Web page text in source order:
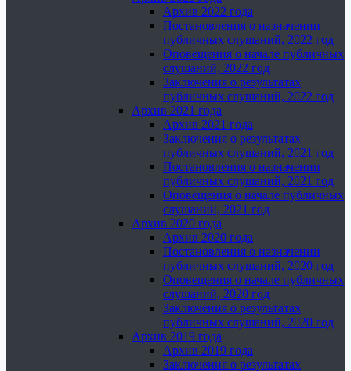
Архив 2022 года
Постановления о назначении
публичных слушаний, 2022 год
Оповещения о начале публичных
слушаний, 2022 год
Заключения о результатах
публичных слушаний, 2022 год
Архив 2021 года
Архив 2021 года
Заключения о результатах
публичных слушаний, 2021 год
Постановления о назначении
публичных слушаний, 2021 год
Оповещения о начале публичных
слушаний, 2021 год
Архив 2020 года
Архив 2020 года
Постановления о назначении
публичных слушаний, 2020 год
Оповещения о начале публичных
слушаний, 2020 год
Заключения о результатах
публичных слушаний, 2020 год
Архив 2019 года
Архив 2019 года
Заключения о результатах